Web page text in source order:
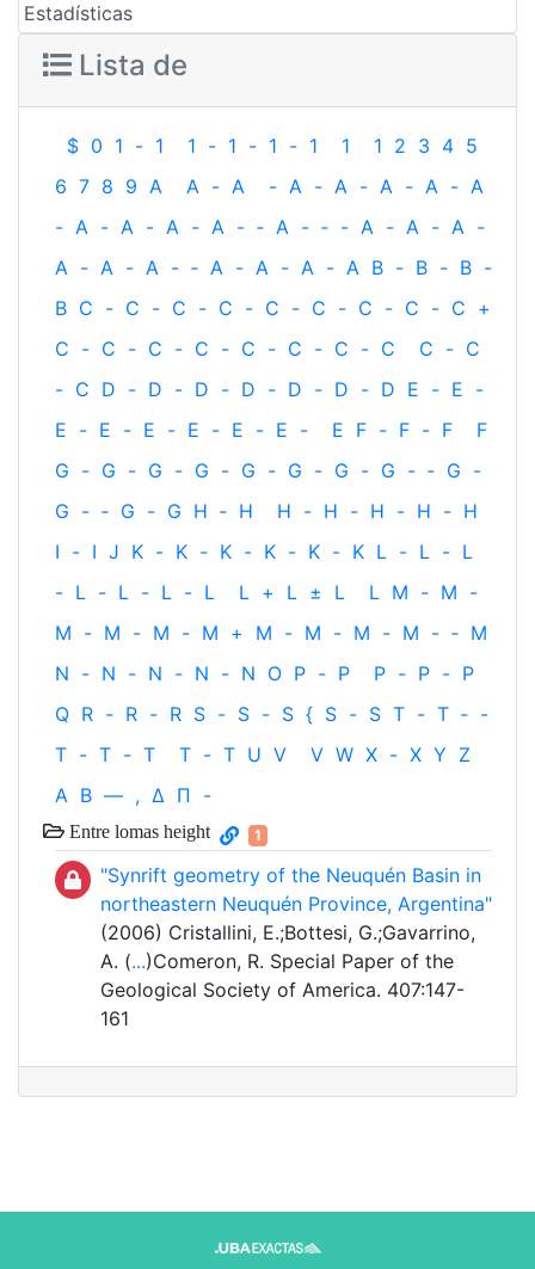
Estadísticas
Lista de
$ 0 1 - 1 1 - 1 - 1 - 1 1 1 2 3 4 5
6 7 8 9 A A - A - A - A - A - A - A
- A - A - A - A - ‐ A - ‐ - A - A - A -
A - A - A - ‐ A - A - A - A B - B - B -
B C - C - C - C - C - C - C - C - C +
C - C - C - C - C - C - C - C C - C
- C D - D - D - D - D - D - D E - E -
E - E - E - E - E - E - E F - F - F
F
G - G - G - G - G - G - G - G - ‐ G -
G - ‐ G - G H ‐ H H - H - H - H - H
I - I J K - K - K - K - K - K L - L - L
- L - L - L - L L + L ± L L M - M -
M - M - M - M + M - M - M - M - ‐ M
N - N - N - N - N O P - P P - P - P
Q R - R - R S - S - S { S - S T - T ‐ -
T - T - T T - T U V V W X - X Y Z
Α Β — , Δ Π -
Entre lomas height 1
"Synrift geometry of the Neuquén Basin in
northeastern Neuquén Province, Argentina"
(2006) Cristallini, E.;Bottesi, G.;Gavarrino,
A. (...)Comeron, R. Special Paper of the
Geological Society of America. 407:147-
161